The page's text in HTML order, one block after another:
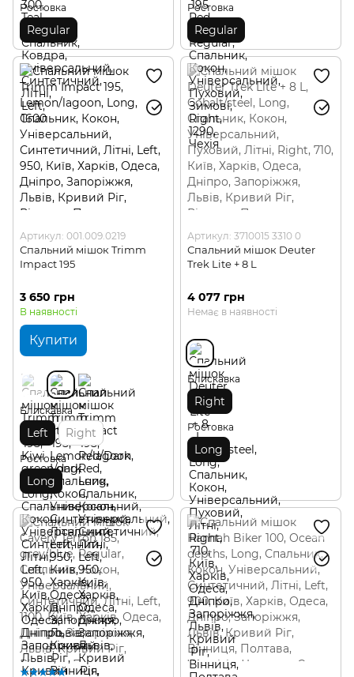
Ростовка
Regular
Ростовка
Regular
Артикул: 001.009.0219
Спальний мішок Trimm
Impact 195
3 650 грн
В наявності
Купити
Блискавка
Left Right
Ростовка
Long
Артикул: 3710015 3310 0
Спальний мішок Deuter
Trek Lite + 8 L
4 077 грн
Немає в наявності
Блискавка
Right
Ростовка
Long